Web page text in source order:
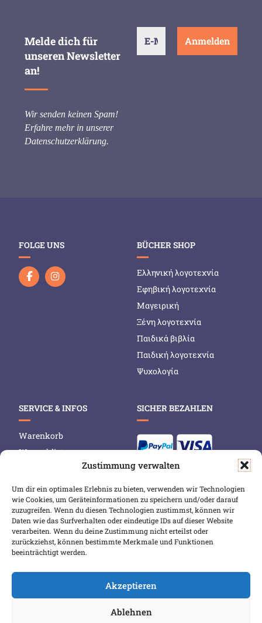
Zustimmung verwalten
Um dir ein optimales Erlebnis zu bieten, verwenden wir Technologien
wie Cookies, um Geräteinformationen zu speichern und/oder darauf
zuzugreifen. Wenn du diesen Technologien zustimmst, können wir
Daten wie das Surfverhalten oder eindeutige IDs auf dieser Website
verarbeiten. Wenn du deine Zustimmung nicht erteilst oder
zurückziehst, können bestimmte Merkmale und Funktionen
beeinträchtigt werden.
Akzeptieren
Ablehnen
Melde dich für
unseren Newsletter
an!
Wir senden keinen Spam!
Erfahre mehr in unserer
Datenschutzerklärung.
FOLGE UNS BÜCHER SHOP
Ελληνική λογοτεχνία
Εφηβική λογοτεχνία
Μαγειρική
Ξένη λογοτεχνία
Παιδικά βιβλία
Παιδική λογοτεχνία
Ψυχολογία
SERVICE & INFOS
Warenkorb
Wunschliste
Versand & Lieferung
Zahlungsweisen
Widerruf
SICHER BEZAHLEN
COPYRIGHT 2026 BIBLIOPOREIA